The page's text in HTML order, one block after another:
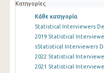
Κατηγορίες
Κάθε κατηγορία
Statistical Interviewers
2019 Statistical
sStatistical Interviewers
2022 Statistical
2021 Statistical